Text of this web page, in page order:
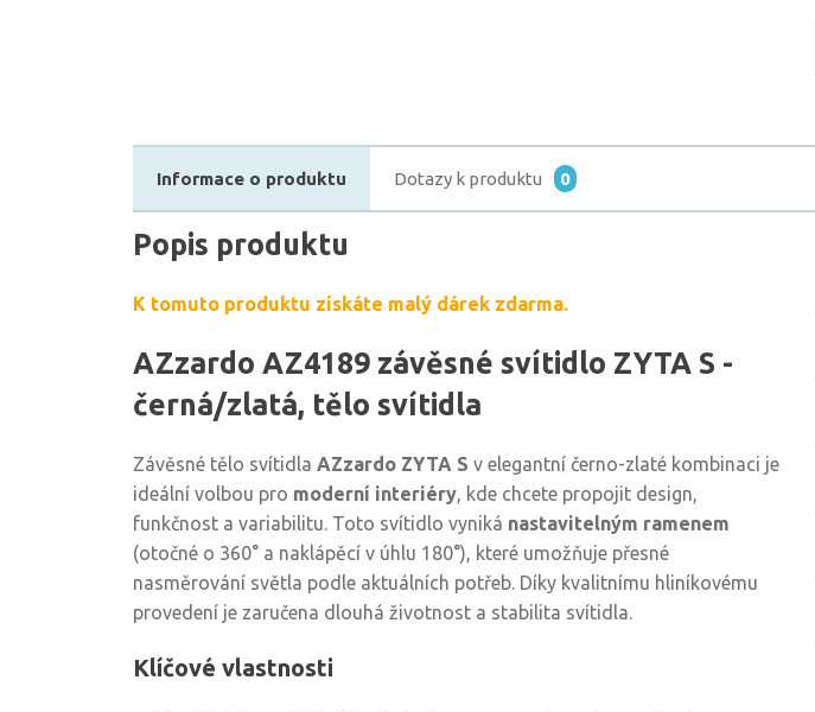
Informace o produktu Dotazy k produktu 0
Popis produktu
K tomuto produktu získáte malý dárek zdarma.
AZzardo AZ4189 závěsné svítidlo ZYTA S -
černá/zlatá, tělo svítidla
Závěsné tělo svítidla AZzardo ZYTA S v elegantní černo-zlaté kombinaci je
ideální volbou pro moderní interiéry, kde chcete propojit design,
funkčnost a variabilitu. Toto svítidlo vyniká nastavitelným ramenem
(otočné o 360° a naklápěcí v úhlu 180°), které umožňuje přesné
nasměrování světla podle aktuálních potřeb. Díky kvalitnímu hliníkovému
provedení je zaručena dlouhá životnost a stabilita svítidla.
Klíčové vlastnosti